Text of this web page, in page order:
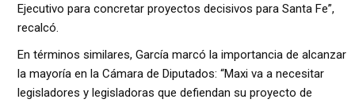
Ejecutivo para concretar proyectos decisivos para Santa Fe”,
recalcó.
En términos similares, García marcó la importancia de alcanzar
la mayoría en la Cámara de Diputados: “Maxi va a necesitar
legisladores y legisladoras que defiendan su proyecto de